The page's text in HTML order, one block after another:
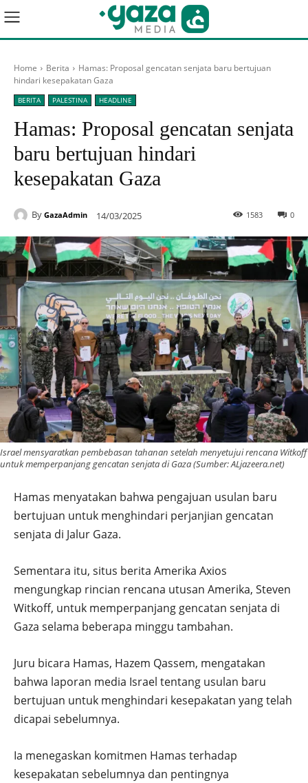
Home Berita
Hamas: Proposal gencatan senjata baru bertujuan
hindari kesepakatan Gaza
BERITA PALESTINA HEADLINE
Hamas: Proposal gencatan senjata
baru bertujuan hindari
kesepakatan Gaza
By GazaAdmin 14/03/2025 0
1583
Israel mensyaratkan pembebasan tahanan setelah menyetujui rencana Witkoff
untuk memperpanjang gencatan senjata di Gaza (Sumber: ALjazeera.net)
Hamas menyatakan bahwa pengajuan usulan baru
bertujuan untuk menghindari perjanjian gencatan
senjata di Jalur Gaza.
Sementara itu, situs berita Amerika Axios
mengungkap rincian rencana utusan Amerika, Steven
Witkoff, untuk memperpanjang gencatan senjata di
Gaza selama beberapa minggu tambahan.
Juru bicara Hamas, Hazem Qassem, mengatakan
bahwa laporan media Israel tentang usulan baru
bertujuan untuk menghindari kesepakatan yang telah
dicapai sebelumnya.
Ia menegaskan komitmen Hamas terhadap
kesepakatan sebelumnya dan pentingnya